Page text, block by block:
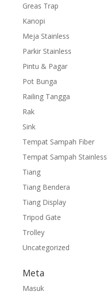
Greas Trap
Kanopi
Meja Stainless
Parkir Stainless
Pintu & Pagar
Pot Bunga
Railing Tangga
Rak
Sink
Tempat Sampah Fiber
Tempat Sampah Stainless
Tiang
Tiang Bendera
Tiang Display
Tripod Gate
Trolley
Uncategorized
Meta
Masuk